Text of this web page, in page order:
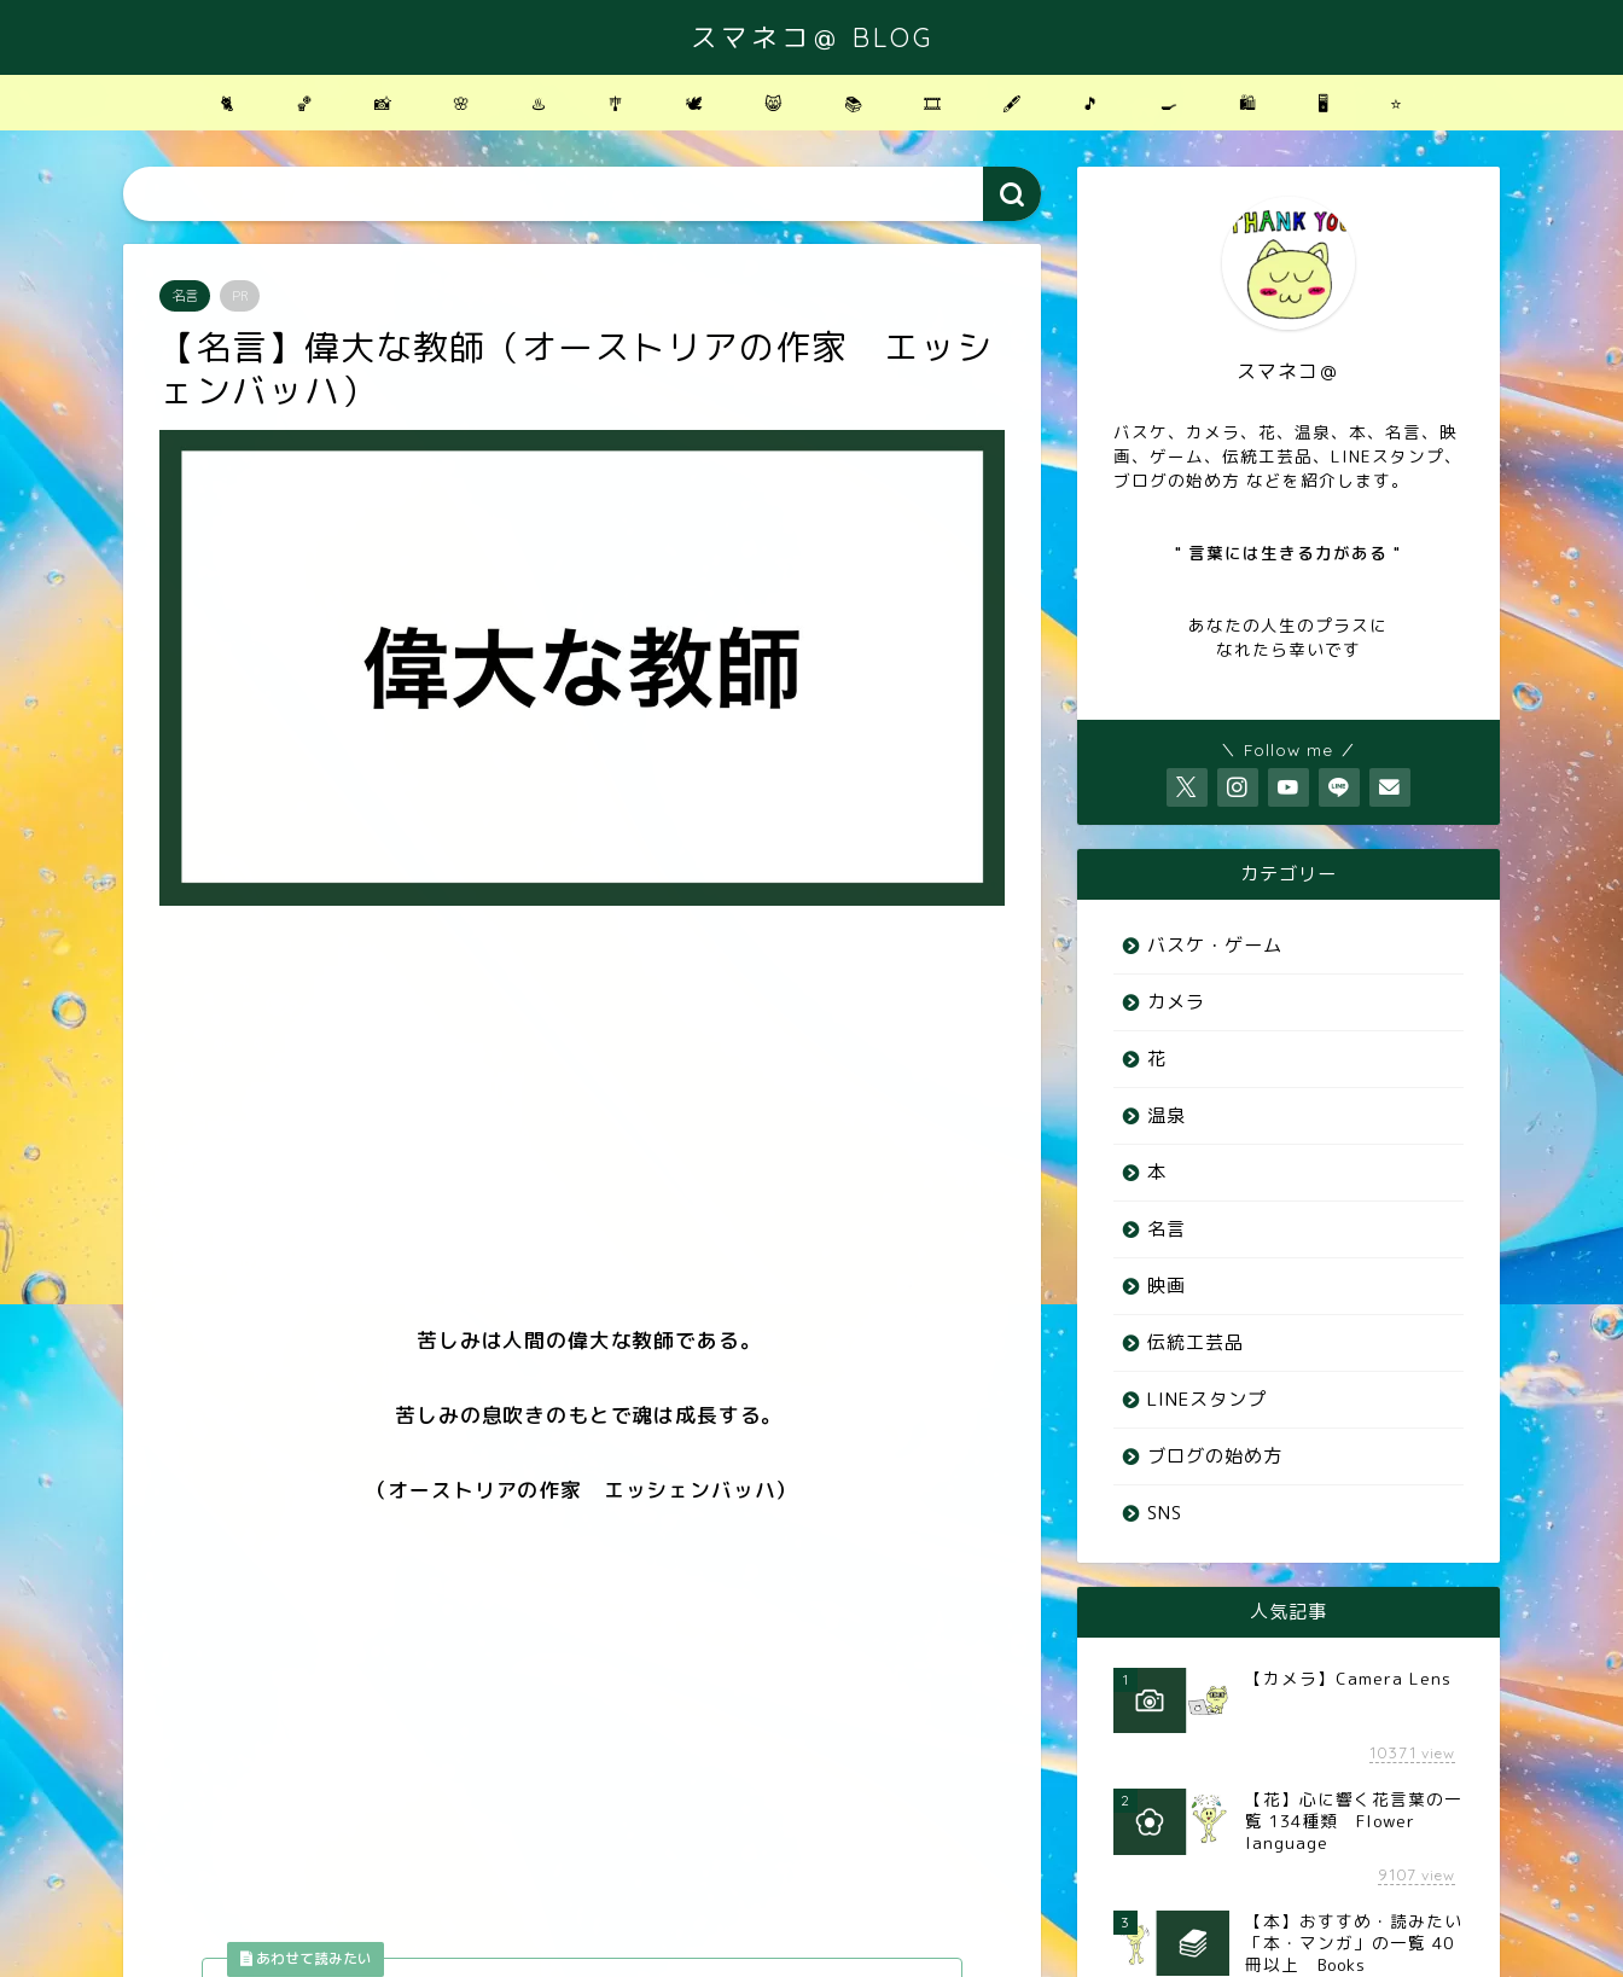
スマネコ＠ BLOG
🐈 🏀 📸 🌸 ♨️ 🎐 🕊 😸 📚 🎞 🖋 🎵 🍳 🛍 🖥 ⭐️
名言 PR
【名言】偉大な教師（オーストリアの作家 エッシ
ェンバッハ）
苦しみは人間の偉大な教師である。
苦しみの息吹きのもとで魂は成長する。
（オーストリアの作家 エッシェンバッハ）
スマネコ＠
バスケ、カメラ、花、温泉、本、名言、映
画、ゲーム、伝統工芸品、LINEスタンプ、
ブログの始め方 などを紹介します。
" 言葉には生きる力がある "
あなたの人生のプラスに
なれたら幸いです
＼ Follow me ／
カテゴリー
バスケ・ゲーム
カメラ
花
温泉
本
名言
映画
伝統工芸品
LINEスタンプ
ブログの始め方
SNS
人気記事
1 【カメラ】Camera Lens
10371 view
2
【花】心に響く花言葉の一
覧 134種類 Flower
language
9107 view
3
【本】おすすめ・読みたい
「本・マンガ」の一覧 40
冊以上 Books